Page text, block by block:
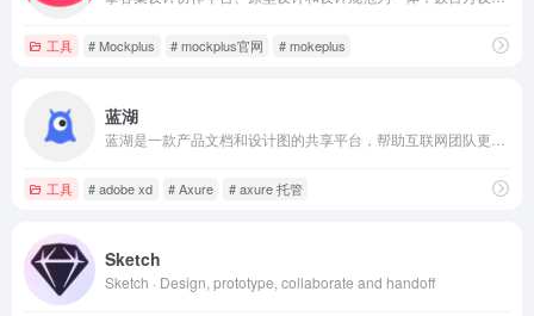
工具 # Mockplus # mockplus官网 # mokeplus
蓝湖
工具 # adobe xd # Axure # axure 托管
Sketch
Sketch · Design, prototype, collaborate and handoff